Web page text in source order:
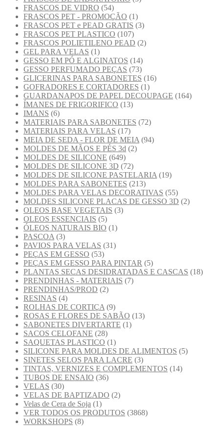
FRASCOS DE VIDRO (54)
FRASCOS PET - PROMOÇÃO (1)
FRASCOS PET e PEAD GRATIS (3)
FRASCOS PET PLASTICO (107)
FRASCOS POLIETILENO PEAD (2)
GEL PARA VELAS (1)
GESSO EM PÓ E ALGINATOS (14)
GESSO PERFUMADO PEÇAS (73)
GLICERINAS PARA SABONETES (16)
GOFRADORES E CORTADORES (1)
GUARDANAPOS DE PAPEL DECOUPAGE (164)
ÍMANES DE FRIGORIFICO (13)
IMANS (6)
MATERIAIS PARA SABONETES (72)
MATERIAIS PARA VELAS (17)
MEIA DE SEDA - FLOR DE MEIA (94)
MOLDES DE MÃOS E PÉS 3d (2)
MOLDES DE SILICONE (649)
MOLDES DE SILICONE 3D (72)
MOLDES DE SILICONE PASTELARIA (19)
MOLDES PARA SABONETES (213)
MOLDES PARA VELAS DECORATIVAS (55)
MOLDES SILICONE PLACAS DE GESSO 3D (2)
OLEOS BASE VEGETAIS (3)
OLEOS ESSENCIAIS (5)
ÓLEOS NATURAIS BIO (1)
PASCOA (3)
PAVIOS PARA VELAS (31)
PEÇAS EM GESSO (53)
PEÇAS EM GESSO PARA PINTAR (5)
PLANTAS SECAS DESIDRATADAS E CASCAS (18)
PRENDINHAS - MATERIAIS (7)
PRENDINHAS/PROD (2)
RESINAS (4)
ROLHAS DE CORTIÇA (9)
ROSAS E FLORES DE SABÃO (13)
SABONETES DIVERTARTE (1)
SACOS CELOFANE (28)
SAQUETAS PLASTICO (1)
SILICONE PARA MOLDES DE ALIMENTOS (5)
SINETES SELOS PARA LACRE (3)
TINTAS, VERNIZES E COMPLEMENTOS (14)
TUBOS DE ENSAIO (36)
VELAS (30)
VELAS DE BAPTIZADO (2)
Velas de Cera de Soja (1)
VER TODOS OS PRODUTOS (3868)
WORKSHOPS (8)